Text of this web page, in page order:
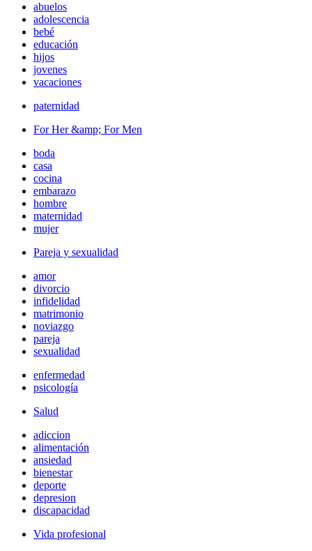
abuelos
adolescencia
bebé
educación
hijos
jovenes
vacaciones
paternidad
For Her &amp; For Men
boda
casa
cocina
embarazo
hombre
maternidad
mujer
Pareja y sexualidad
amor
divorcio
infidelidad
matrimonio
noviazgo
pareja
sexualidad
enfermedad
psicología
Salud
adiccion
alimentación
ansiedad
bienestar
deporte
depresion
discapacidad
Vida profesional